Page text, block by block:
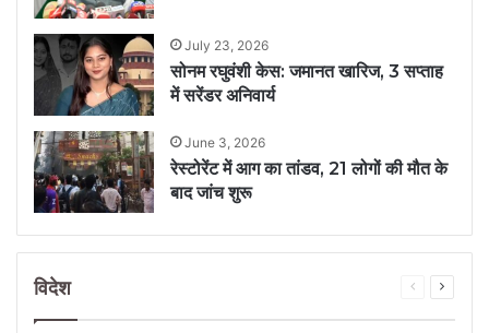
July 23, 2026
सोनम रघुवंशी केस: जमानत खारिज, 3 सप्ताह
में सरेंडर अनिवार्य
June 3, 2026
रेस्टोरेंट में आग का तांडव, 21 लोगों की मौत के
बाद जांच शुरू
विदेश
Previous
Next